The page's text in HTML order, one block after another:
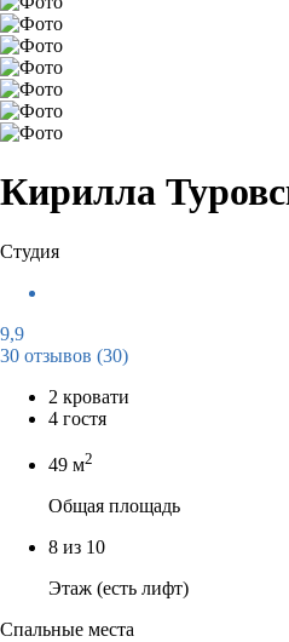
Кирилла
Студия
9,9
30 отзывов (30)
2 кровати
4 гостя
49 м2
Общая площадь
8 из 10
Этаж (есть лифт)
Спальные места